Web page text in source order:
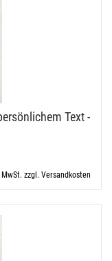
Text -
zzgl. Versandkosten